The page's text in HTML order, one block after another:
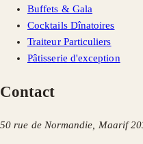
Buffets & Gala
Cocktails Dînatoires
Traiteur Particuliers
Pâtisserie d'exception
Contact
50 rue de Normandie, Maarif